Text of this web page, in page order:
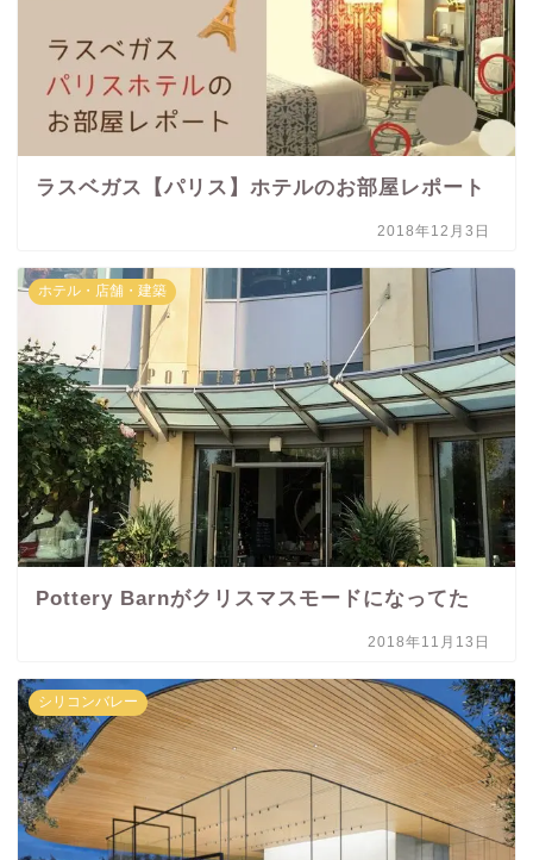
ラスベガス【パリス】ホテルのお部屋レポート
2018年12月3日
ホテル・店舗・建築
Pottery Barnがクリスマスモードになってた
2018年11月13日
シリコンバレー